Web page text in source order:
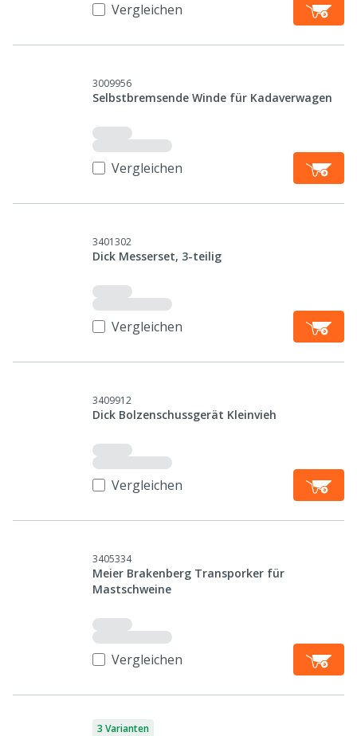
Vergleichen
3009956
Selbstbremsende Winde für Kadaverwagen
Vergleichen
3401302
Dick Messerset, 3-teilig
Vergleichen
3409912
Dick Bolzenschussgerät Kleinvieh
Vergleichen
3405334
Meier Brakenberg Transporker für
Mastschweine
Vergleichen
3 Varianten